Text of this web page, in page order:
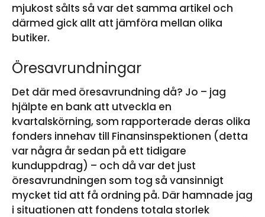
mjukost sålts så var det samma artikel och
därmed gick allt att jämföra mellan olika
butiker.
Öresavrundningar
Det där med öresavrundning då? Jo – jag
hjälpte en bank att utveckla en
kvartalskörning, som rapporterade deras olika
fonders innehav till Finansinspektionen (detta
var några år sedan på ett tidigare
kunduppdrag) – och då var det just
öresavrundningen som tog så vansinnigt
mycket tid att få ordning på. Där hamnade jag
i situationen att fondens totala storlek